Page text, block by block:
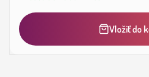
Vložiť do